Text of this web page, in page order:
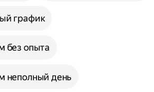
график
без опыта
неполный день